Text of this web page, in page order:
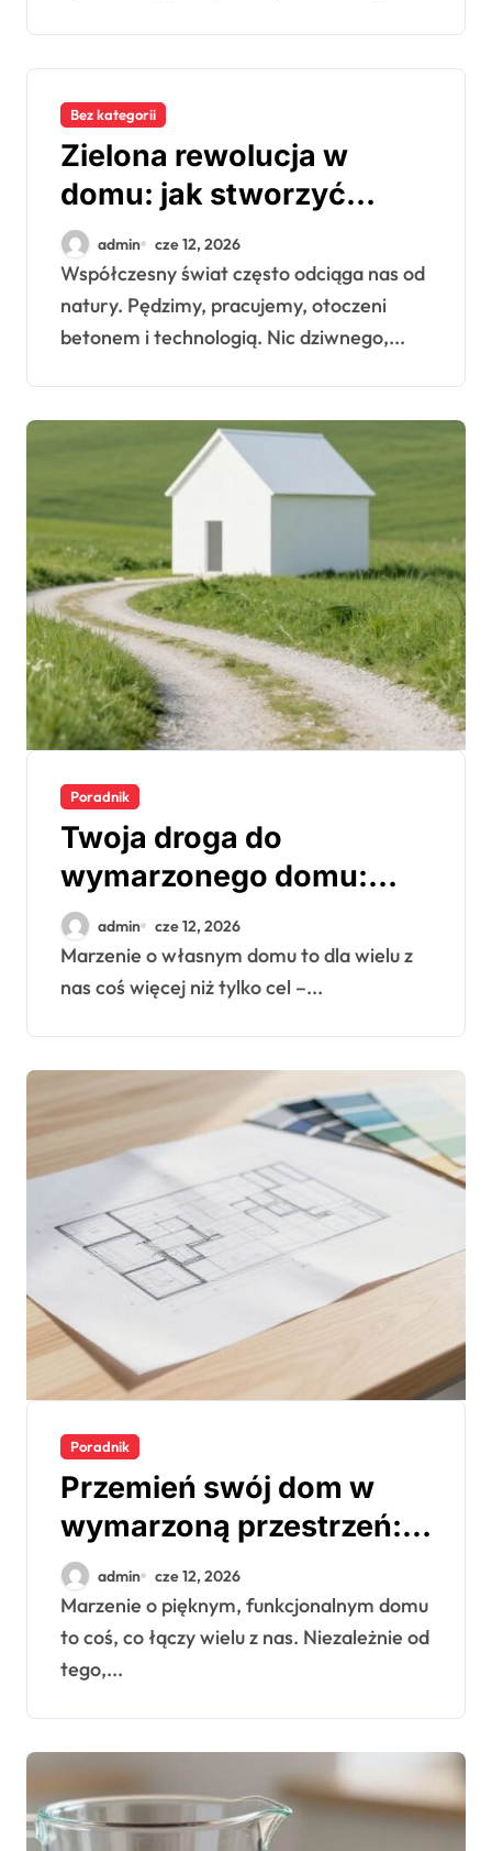
Bez kategorii
Zielona rewolucja w
domu: jak stworzyć
przestrzeń pełną życia i
harmonii
admin cze 12, 2026
Współczesny świat często odciąga nas od
natury. Pędzimy, pracujemy, otoczeni
betonem i technologią. Nic dziwnego,...
Poradnik
Twoja droga do
wymarzonego domu:
kompleksowy
przewodnik po budowie
admin cze 12, 2026
Marzenie o własnym domu to dla wielu z
nas coś więcej niż tylko cel –...
Poradnik
Przemień swój dom w
wymarzoną przestrzeń:
remontuj z głową
admin cze 12, 2026
Marzenie o pięknym, funkcjonalnym domu
to coś, co łączy wielu z nas. Niezależnie od
tego,...